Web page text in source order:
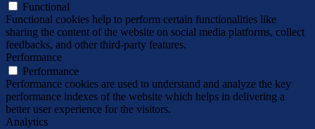
Functional
Functional cookies help to perform certain functionalities like
sharing the content of the website on social media platforms, collect
feedbacks, and other third-party features.
Performance
Performance
Performance cookies are used to understand and analyze the key
performance indexes of the website which helps in delivering a
better user experience for the visitors.
Analytics